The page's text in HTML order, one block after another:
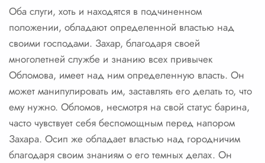
Оба слуги, хоть и находятся в подчиненном
положении, обладают определенной властью над
своими господами. Захар, благодаря своей
многолетней службе и знанию всех привычек
Обломова, имеет над ним определенную власть. Он
может манипулировать им, заставлять его делать то, что
ему нужно. Обломов, несмотря на свой статус барина,
часто чувствует себя беспомощным перед напором
Захара. Осип же обладает властью над городничим
благодаря своим знаниям о его темных делах. Он